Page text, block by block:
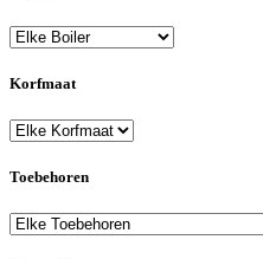
Korfmaat
Toebehoren